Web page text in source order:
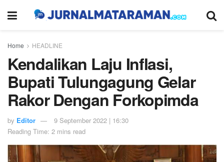
Home HEADLINE
Kendalikan Laju Inflasi,
Bupati Tulungagung Gelar
Rakor Dengan Forkopimda
by Editor
9 September 2022 | 16:30
Reading Time: 2 mins read